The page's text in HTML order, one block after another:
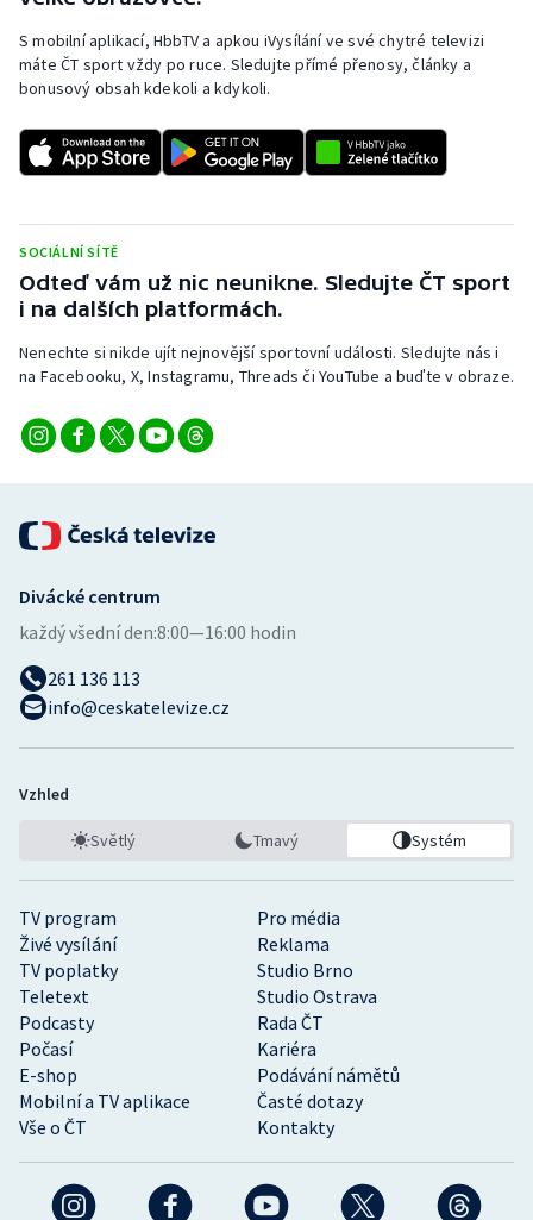
S mobilní aplikací, HbbTV a apkou iVysílání ve své chytré televizi
máte ČT sport vždy po ruce. Sledujte přímé přenosy, články a
bonusový obsah kdekoli a kdykoli.
SOCIÁLNÍ SÍTĚ
Odteď vám už nic neunikne. Sledujte ČT sport
i na dalších platformách.
Nenechte si nikde ujít nejnovější sportovní události. Sledujte nás i
na Facebooku, X, Instagramu, Threads či YouTube a buďte v obraze.
TV program
Pro média
Živé vysílání
Reklama
TV poplatky
Studio Brno
Teletext
Studio Ostrava
Podcasty
Rada ČT
Počasí
Kariéra
E-shop
Podávání námětů
Mobilní a TV aplikace
Časté dotazy
Vše o ČT
Kontakty
Divácké centrum
každý všední den:8:00—16:00 hodin
261 136 113
info@ceskatelevize.cz
Vzhled
Světlý Tmavý Systém